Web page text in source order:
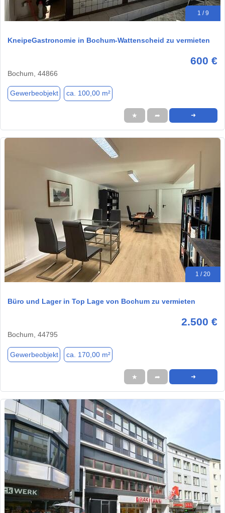
1 / 9
KneipeGastronomie in Bochum-Wattenscheid zu vermieten
600 €
Bochum, 44866
Gewerbeobjekt ca. 100,00 m²
★ ➦ ➜
1 / 20
Büro und Lager in Top Lage von Bochum zu vermieten
2.500 €
Bochum, 44795
Gewerbeobjekt ca. 170,00 m²
★ ➦ ➜